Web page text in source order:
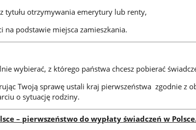
tytułu otrzymywania emerytury lub renty,
na podstawie miejsca zamieszkania.
wybierać, z którego państwa chcesz pobierać
Twoją sprawę ustali kraj pierwszeństwa zgodnie z
o sytuację rodziny.
– pierwszeństwo do wypłaty świadczeń w